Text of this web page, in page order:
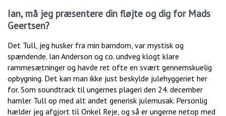
Ian, må jeg præsentere din fløjte og dig for Mads
Geertsen?
Det Tull, jeg husker fra min barndom, var mystisk og
spændende. Ian Anderson og co. undveg klogt klare
rammesætninger og havde ret ofte en svært gennemskuelig
opbygning. Det kan man ikke just beskylde julehyggeriet her
for. Som soundtrack til ungernes plageri den 24. december
hamler Tull op med alt andet generisk julemusak. Personlig
hælder jeg afgjort til Onkel Reje, og så er ungerne netop med